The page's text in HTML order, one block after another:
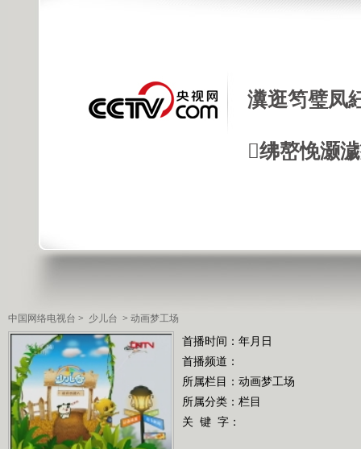
瀵逛笉璧凤
绋嶅悗灏
中国网络电视台 > 少儿台 > 动画梦工场
首播时间：年月日
首播频道：
所属栏目： 动画梦工场
所属分类：栏目
关 键 字：